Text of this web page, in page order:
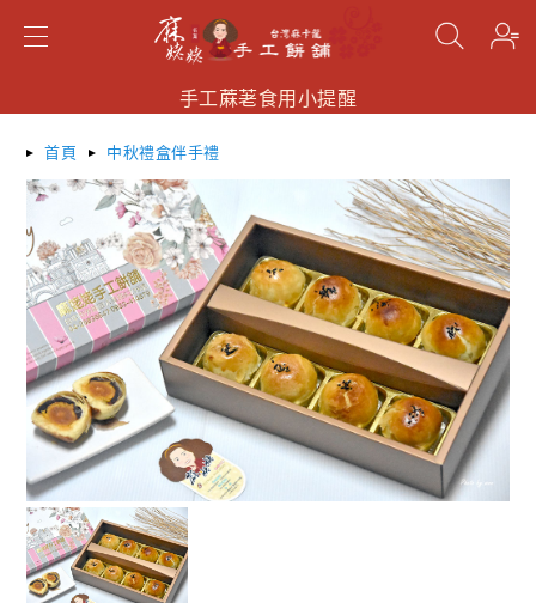
手工蔴荖食用小提醒
手工蔴荖食用小提醒
首頁 中秋禮盒伴手禮